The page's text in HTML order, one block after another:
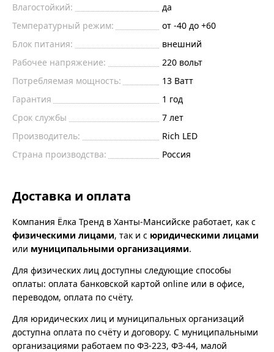
Влагостойкий:
да
Температурный режим:
от -40 до +60
Блок питания:
внешний
Рабочее напряжение:
220 вольт
Потребляемая мощность:
13 Ватт
Гарантия
1 год
Срок службы
7 лет
Производитель:
Rich LED
Страна производства:
Россия
Доставка и оплата
Компания Ёлка Тренд в Ханты-Мансийске работает, как с
физическими лицами, так и с юридическими лицами
или муниципальными организациями.
Для физических лиц доступны следующие способы
оплаты: оплата банковской картой online или в офисе,
переводом, оплата по счёту.
Для юридических лиц и муниципальных организаций
доступна оплата по счёту и договору. С муниципальными
организациями работаем по ФЗ-223, ФЗ-44, малой